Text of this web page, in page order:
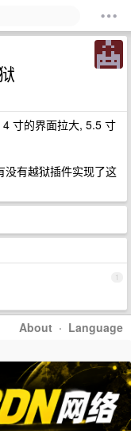
寸的界面拉大, 5.5 寸
有越狱插件实现了这
1
About · Language